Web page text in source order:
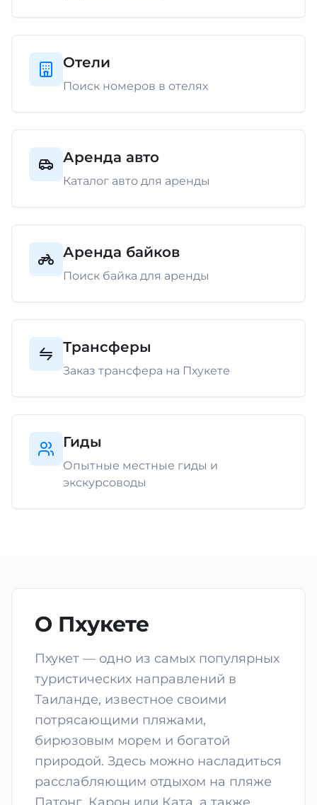
Отели
Поиск номеров в отелях
Аренда авто
Каталог авто для аренды
Аренда байков
Поиск байка для аренды
Трансферы
Заказ трансфера на Пхукете
Гиды
Опытные местные гиды и
экскурсоводы
О Пхукете
Пхукет — одно из самых популярных
туристических направлений в
Таиланде, известное своими
потрясающими пляжами,
бирюзовым морем и богатой
природой. Здесь можно насладиться
расслабляющим отдыхом на пляже